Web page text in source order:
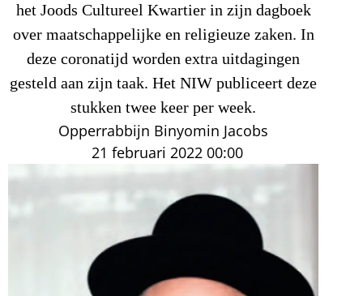
het Joods Cultureel Kwartier in zijn dagboek
over maatschappelijke en religieuze zaken. In
deze coronatijd worden extra uitdagingen
gesteld aan zijn taak. Het NIW publiceert deze
stukken twee keer per week.
Opperrabbijn Binyomin Jacobs
21 februari 2022 00:00